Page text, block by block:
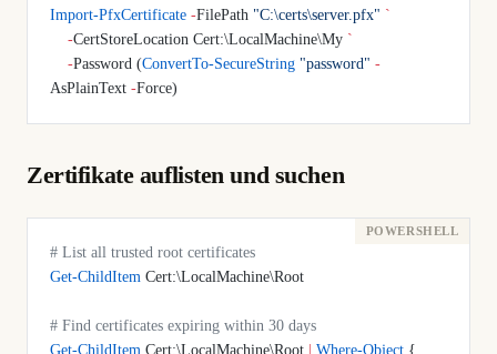
Import-PfxCertificate -FilePath "C:\certs\server.pfx" `
    -
CertStoreLocation Cert:\LocalMachine\My `
    -
Password (ConvertTo-SecureString "password" -
AsPlainText -Force)
Zertifikate auflisten und suchen
# List all trusted root certificates
Get-ChildItem Cert:\LocalMachine\Root
# Find certificates expiring within 30 days
Get-ChildItem Cert:\LocalMachine\Root Where-Object {